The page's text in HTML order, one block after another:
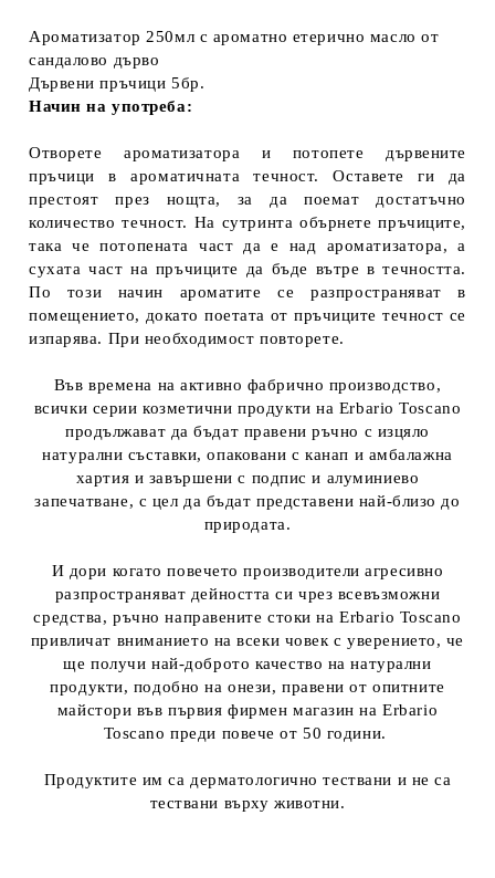
Ароматизатор 250мл с ароматно етерично масло от
сандалово дърво
Дървени пръчици 5бр.
Начин на употреба:
Отворете ароматизатора и потопете дървените
пръчици в ароматичната течност. Оставете ги да
престоят през нощта, за да поемат достатъчно
количество течност. На сутринта обърнете пръчиците,
така че потопената част да е над ароматизатора, а
сухата част на пръчиците да бъде вътре в течността.
По този начин ароматите се разпространяват в
помещението, докато поетата от пръчиците течност се
изпарява. При необходимост повторете.
Във времена на активно фабрично производство,
всички серии козметични продукти на Erbario Toscano
продължават да бъдат правени ръчно с изцяло
натурални съставки, опаковани с канап и амбалажна
хартия и завършени с подпис и алуминиево
запечатване, с цел да бъдат представени най-близо до
природата.
И дори когато повечето производители агресивно
разпространяват дейността си чрез всевъзможни
средства, ръчно направените стоки на Erbario Toscano
привличат вниманието на всеки човек с уверението, че
ще получи най-доброто качество на натурални
продукти, подобно на онези, правени от опитните
майстори във първия фирмен магазин на Erbario
Toscano преди повече от 50 години.
Продуктите им са дерматологично тествани и не са
тествани върху животни.